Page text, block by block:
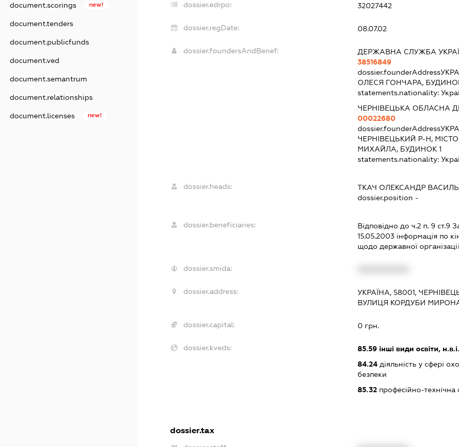
document.scorings new!
document.tenders
document.publicfunds
document.ved
document.semantrum
document.relationships
document.licenses new!
dossier.edrpo: 32027442
dossier.regDate: 08.07.02
dossier.foundersAndBenef:
ДЕРЖАВНА СЛУЖБА
38516849
dossier.founderAddress
ОЛЕСЯ ГОНЧАРА,
statements.nationality:
ЧЕРНІВЕЦЬКА ОБЛАСНА
00022680
dossier.founderAddress
ЧЕРНІВЕЦЬКИЙ Р-Н,
МИХАЙЛА, БУДИНОК 1
statements.nationality:
dossier.heads: ТКАЧ ОЛЕКСАНДР
dossier.position -
dossier.beneficiaries:
Відповідно до ч.2 п. 9 ст.9
15.05.2003 інформація по
щодо державної
dossier.smida:
dossier.address:
УКРАЇНА, 58001,
ВУЛИЦЯ КОРДУБИ
dossier.capital: 0 грн.
dossier.kveds: 85.59 інші види освіти,
84.24 діяльність у сфері
безпеки
85.32 професійно-технічна
dossier.tax